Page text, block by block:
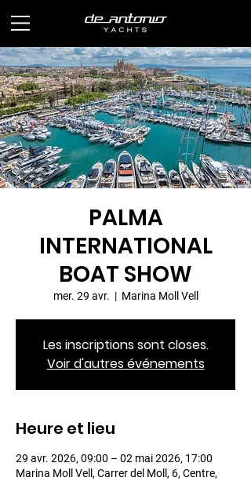
PALMA
INTERNATIONAL
BOAT SHOW
mer. 29 avr.
  |
Marina Moll Vell
Les inscriptions sont closes.
Voir d'autres événements
Heure et lieu
29 avr. 2026, 09:00 – 02 mai 2026, 17:00
Marina Moll Vell, Carrer del Moll, 6, Centre,